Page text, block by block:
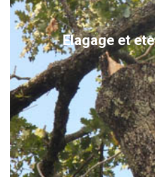
Elagage et